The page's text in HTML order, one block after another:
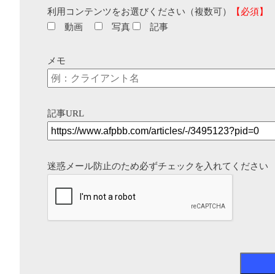
利用コンテンツをお選びください（複数可）
【必須】
動画
写真 記事
メモ
記事URL
迷惑メール防止のため必ずチェックを入れてください